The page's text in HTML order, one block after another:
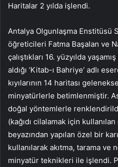
Haritalar 2 yılda işlendi.
Antalya Olgunlaşma Enstitüsü
öğreticileri Fatma Başalan ve
çalıştıkları 16. yüzyılda
aldığı ‘Kitab-ı Bahriye’ adlı
kıyılarının 14 haritası
minyatürlerle betimlenmiştir.
doğal yöntemlerle
(kağıdı cilalamak için
beyazından yapılan özel bir
kullanılarak akıtma, tarama ve
minyatür teknikleri ile işlendi.